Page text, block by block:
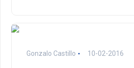
Gonzalo Castillo 10-02-2016